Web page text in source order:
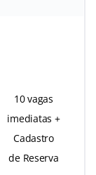
10 vagas
imediatas +
Cadastro
de Reserva